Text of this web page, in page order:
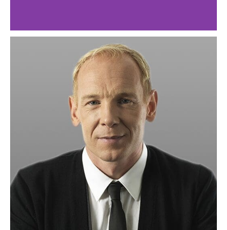
Extremt effektiv
luftrening med nya
XE-serien!
Nu lanseras de nya XE-luftrenarna –
nästa generation av den bästsäljande,
högpresterande, HealthPro-serien + GC
MultiGas från IQAir!
Läs mer om XE-serien